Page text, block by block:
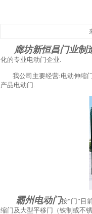
廊坊新恒昌门业制
化的专业电动门企业.
我公司主要经营:电动伸缩门
产品电动门.
霸州电动门按“门”目
缩门及大型平移门（铁制或不